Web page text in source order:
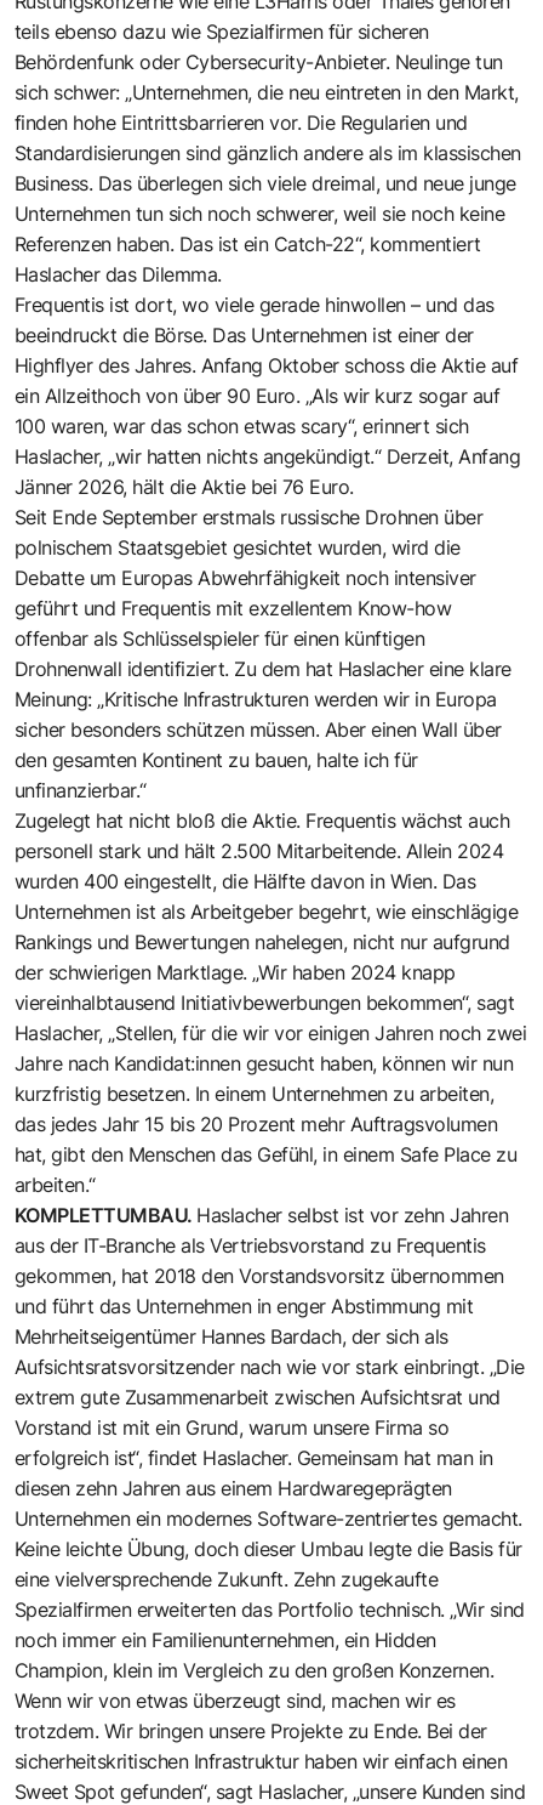
teils ebenso dazu wie Spezialfirmen für sicheren
Behördenfunk oder Cybersecurity-Anbieter. Neulinge tun
sich schwer: „Unternehmen, die neu eintreten in den Markt,
­finden hohe Eintrittsbarrieren vor. Die Regularien und
Standardisierungen sind gänzlich andere als im klassischen
Business. Das überlegen sich viele dreimal, und neue junge
Unternehmen tun sich noch schwerer, weil sie noch keine
Referenzen haben. Das ist ein Catch-22“, kommentiert
Haslacher das Dilemma. ­
Frequentis ist dort, wo viele gerade hinwollen – und das
beeindruckt die Börse. Das Unternehmen ist einer der
Highflyer des Jahres. Anfang Oktober schoss die Aktie auf
ein Allzeithoch von über 90 Euro. „Als wir kurz sogar auf
100 waren, war das schon etwas scary“, erinnert sich
Haslacher, „wir hatten nichts angekündigt.“ Derzeit, Anfang
Jänner 2026, hält die Aktie bei 76 Euro.
Seit Ende September erstmals russische Drohnen über
polnischem Staatsgebiet gesichtet wurden, wird die
Debatte um Europas Abwehrfähigkeit noch intensiver
geführt und Frequentis mit exzellentem Know-how
offenbar als Schlüsselspieler für einen künftigen
Drohnenwall identifiziert. Zu dem hat Haslacher eine klare
Meinung: „Kritische Infrastrukturen werden wir in Europa
sicher besonders schützen müssen. Aber einen Wall über
den gesamten Kontinent zu bauen, halte ich für
unfinanzierbar.“
Zugelegt hat nicht bloß die Aktie. Frequentis wächst auch
personell stark und hält 2.500 Mitarbeitende. Allein 2024
wurden 400 eingestellt, die Hälfte davon in Wien. Das
Unternehmen ist als Arbeitgeber begehrt, wie einschlägige
Rankings und Bewertungen nahelegen, nicht nur aufgrund
der schwierigen Marktlage. „Wir haben 2024 knapp
viereinhalbtausend Initiativbewerbungen bekommen“, sagt
Haslacher, „Stellen, für die wir vor einigen Jahren noch zwei
Jahre nach Kandidat:innen gesucht haben, können wir nun
kurzfristig besetzen. In einem Unternehmen zu arbeiten,
das jedes Jahr 15 bis 20 Prozent mehr Auftragsvolumen
hat, gibt den Menschen das Gefühl, in einem Safe Place zu
arbeiten.“
KOMPLETTUMBAU. Haslacher selbst ist vor zehn Jahren
aus der IT-Branche als Vertriebsvorstand zu Frequentis
gekommen, hat 2018 den Vorstandsvorsitz übernommen
und führt das Unternehmen in enger Abstimmung mit
Mehrheitseigentümer Hannes Bardach, der sich als
Aufsichtsratsvorsitzender nach wie vor stark einbringt. „Die
extrem gute Zusammenarbeit zwischen Aufsichtsrat und
Vorstand ist mit ein Grund, warum unsere Firma so
erfolgreich ist“, findet Haslacher. Gemeinsam hat man in
diesen zehn Jahren aus einem Hardwaregeprägten
Unternehmen ein modernes Software-zentriertes gemacht.
Keine leichte Übung, doch dieser Umbau legte die Basis für
eine vielversprechende Zukunft. Zehn zugekaufte
Spezialfirmen erweiterten das Portfolio technisch. „Wir sind
noch immer ein Familienunternehmen, ein Hidden
Champion, klein im Vergleich zu den großen Konzernen.
Wenn wir von etwas überzeugt sind, machen wir es
trotzdem. Wir bringen unsere Projekte zu Ende. Bei der
sicherheitskritischen Infrastruktur haben wir einfach einen
Sweet Spot gefunden“, sagt Haslacher, „unsere Kunden sind